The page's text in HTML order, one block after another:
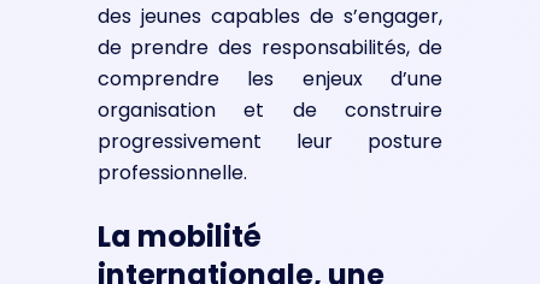
des jeunes capables de s’engager,
de prendre des responsabilités, de
comprendre les enjeux d’une
organisation et de construire
progressivement leur posture
professionnelle.
La mobilité
internationale, une